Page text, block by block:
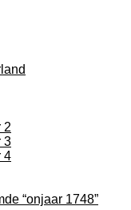
2
3
4
“onjaar 1748”